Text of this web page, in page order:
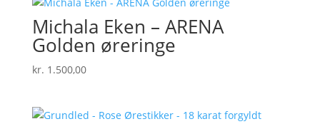
Michala Eken – ARENA
Golden øreringe
kr. 1.500,00